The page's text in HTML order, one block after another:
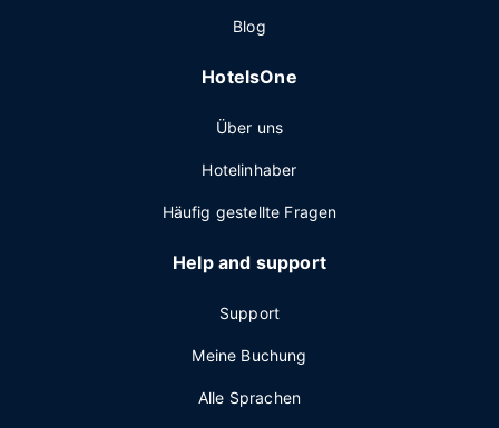
Blog
HotelsOne
Über uns
Hotelinhaber
Häufig gestellte Fragen
Help and support
Support
Meine Buchung
Alle Sprachen